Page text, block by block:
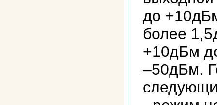
до
более
+10дБм
–50дБм.